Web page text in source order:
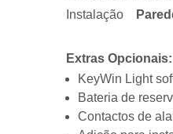
Instalação
Extras Opcionais:
KeyWin Light
Bateria de
Contactos de